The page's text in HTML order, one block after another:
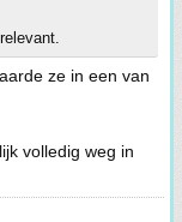
ze in een van
volledig weg in